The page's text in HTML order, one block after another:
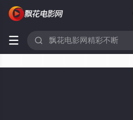
 